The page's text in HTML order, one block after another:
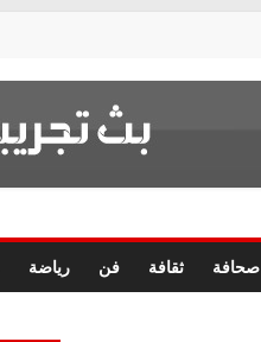
صحافة ثقافة فن رياضة